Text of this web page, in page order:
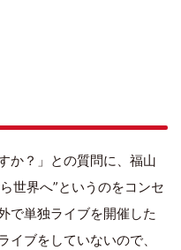
か？」との質問に、福山
世界へ”というのをコンセ
で単独ライブを開催した
イブをしていないので、